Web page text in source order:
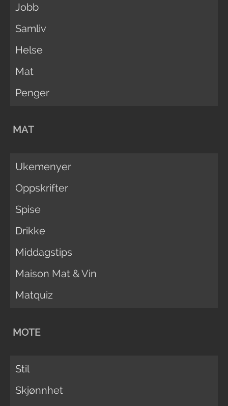
Jobb
Samliv
Helse
Mat
Penger
MAT
Ukemenyer
Oppskrifter
Spise
Drikke
Middagstips
Maison Mat & Vin
Matquiz
MOTE
Stil
Skjønnhet